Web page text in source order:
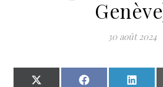
30 août 2024
Share on X (Twitter)Share on Facebook